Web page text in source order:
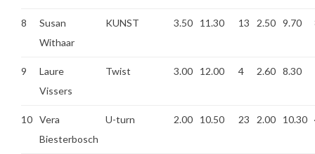
8
Susan
Withaar
KUNST 3.50 11.30 13 2.50 9.70
9
Laure
Vissers
Twist 3.00 12.00 4 2.60 8.30
10 Vera
Biesterbosch
U-turn 2.00 10.50 23 2.00 10.30